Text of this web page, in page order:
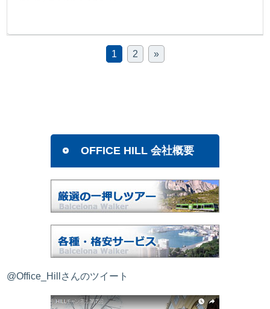
1 2 »
OFFICE HILL 会社概要
@Office_Hillさんのツイート